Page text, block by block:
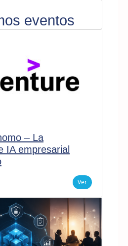
eventos
– La
IA empresarial
Ver